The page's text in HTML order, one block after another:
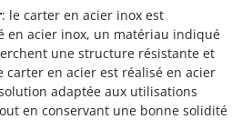
: le carter en acier inox est
en acier inox, un matériau indiqué
une structure résistante et
carter en acier est réalisé en acier
adaptée aux utilisations
en conservant une bonne solidité